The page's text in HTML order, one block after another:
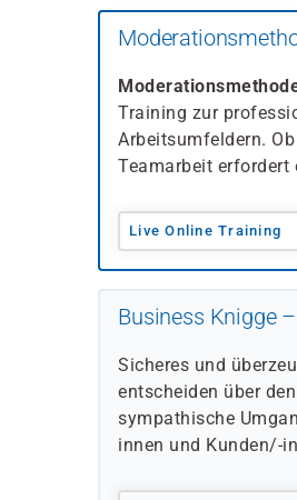
Training zur
Arbeitsumfeldern.
Teamarbeit erfordert
Live Online Training
Business Knigge
Sicheres und
entscheiden über
sympathische
innen und Kunden/-